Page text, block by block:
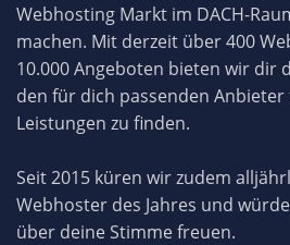
Webhosting Markt im DACH-
machen. Mit derzeit über 400
10.000 Angeboten bieten wir dir
den für dich passenden
Leistungen zu finden.
Seit 2015 küren wir zudem
Webhoster des Jahres und
über deine Stimme freuen.